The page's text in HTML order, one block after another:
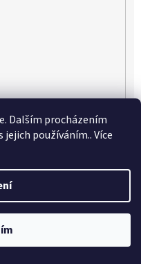
Dalším procházením
používáním.. Více